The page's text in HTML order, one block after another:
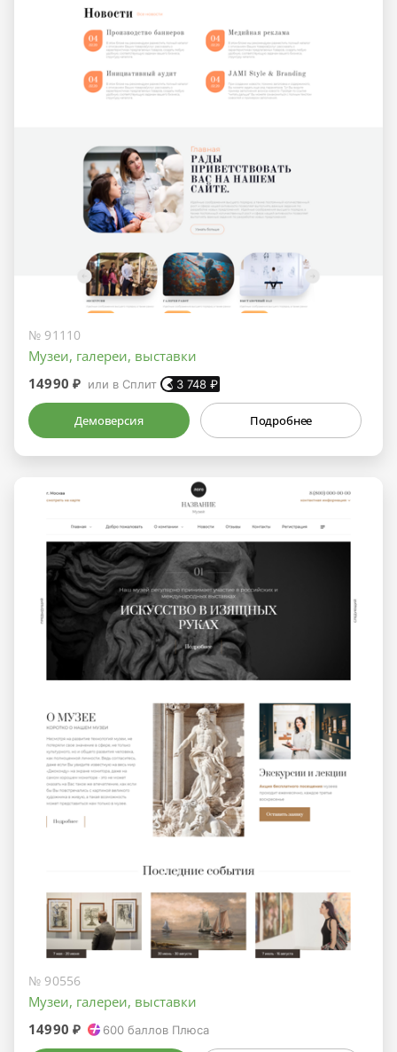
№ 91110
Музеи, галереи, выставки
14990 ₽ или в Сплит 3 748 ₽
Демоверсия Подробнее
№ 90556
Музеи, галереи, выставки
14990 ₽
600 баллов Плюса